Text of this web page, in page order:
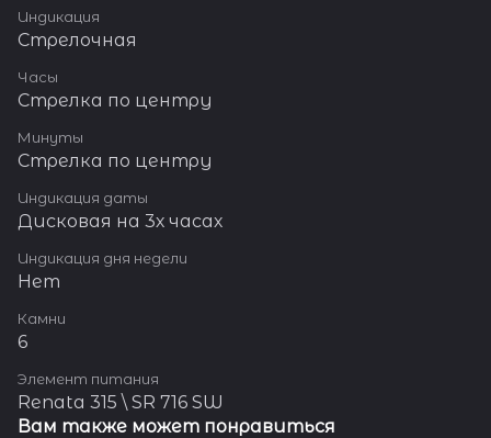
Индикация
Стрелочная
Часы
Стрелка по центру
Минуты
Стрелка по центру
Индикация даты
Дисковая на 3х часах
Индикация дня недели
Нет
Камни
6
Элемент питания
Renata 315 \ SR 716 SW
Вам также может понравиться